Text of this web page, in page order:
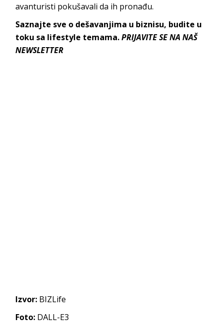
avanturisti pokušavali da ih pronađu.
Saznajte sve o dešavanjima u biznisu, budite u
toku sa lifestyle temama.PRIJAVITE SE NA NAŠ
NEWSLETTER
Izvor: BIZLife
Foto: DALL-E3